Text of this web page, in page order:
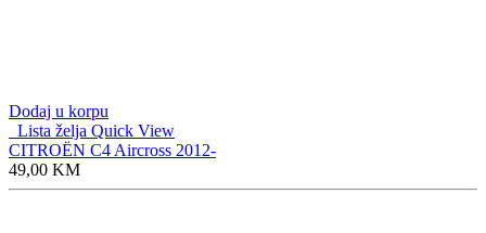
Dodaj u korpu
Lista želja Quick View
CITROËN C4 Aircross 2012-
49,00 KM